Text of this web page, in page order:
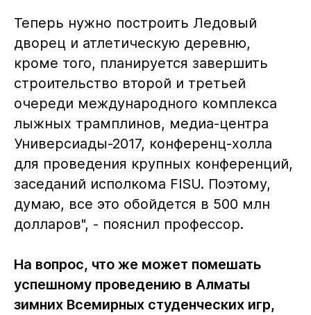
Теперь нужно построить Ледовый
дворец и атлетическую деревню,
кроме того, планируется завершить
строительство второй и третьей
очереди международного комплекса
лыжных трамплинов, медиа-центра
Универсиады-2017, конференц-холла
для проведения крупных конференций,
заседаний исполкома FISU. Поэтому,
думаю, все это обойдется в 500 млн
долларов", - пояснил профессор.
На вопрос, что же может помешать
успешному проведению в Алматы
зимних Всемирных студенческих игр,